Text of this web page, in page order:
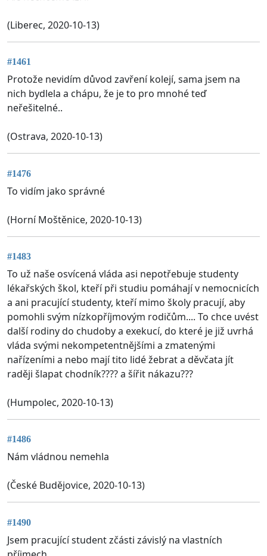
(Liberec, 2020-10-13)
#1461
Protože nevidím důvod zavření kolejí, sama jsem na
nich bydlela a chápu, že je to pro mnohé teď
neřešitelné..
(Ostrava, 2020-10-13)
#1476
To vidím jako správné
(Horní Moštěnice, 2020-10-13)
#1483
To už naše osvícená vláda asi nepotřebuje studenty
lékařských škol, kteří při studiu pomáhají v nemocnicích
a ani pracující studenty, kteří mimo školy pracují, aby
pomohli svým nízkopříjmovým rodičům.... To chce uvést
další rodiny do chudoby a exekucí, do které je již uvrhá
vláda svými nekompetentnějšími a zmatenými
nařízeními a nebo mají tito lidé žebrat a děvčata jít
raději šlapat chodník???? a šířit nákazu???
(Humpolec, 2020-10-13)
#1486
Nám vládnou nemehla
(České Budějovice, 2020-10-13)
#1490
Jsem pracující student zčásti závislý na vlastních